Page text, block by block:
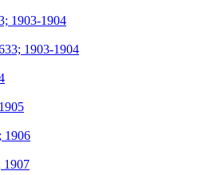
1903-1904
1903-1904
1906
1907